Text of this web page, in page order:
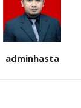
adminhasta